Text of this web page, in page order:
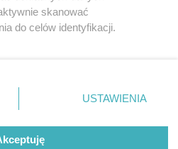
Fot Robert
REKLAMA
Kontakt
Redakcja
Newsletter
skanować
do celów identyfikacji.
ustawień prywatności
rogu strony
nie wymagają zgody
sprzeciwić się takiemu
USTAWIENIA